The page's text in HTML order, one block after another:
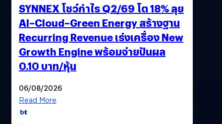
SYNNEX โชว์กำไร Q2/69 โต 18% ลุย
AI–Cloud–Green Energy สร้างฐาน
Recurring Revenue เร่งเครื่อง New
Growth Engine พร้อมจ่ายปันผล
0.10 บาท/หุ้น
06/08/2026
Read More